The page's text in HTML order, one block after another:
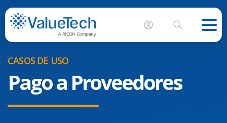
CASOS DE USO
Pago a Proveedores